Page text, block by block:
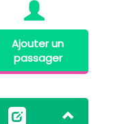
Ajouter un
passager